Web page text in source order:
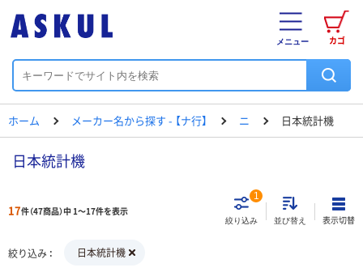
カゴ
メニュー
ホーム メーカー名から探す - 【ナ行】 ニ 日本統計機
日本統計機
17件（47商品）中 1～17件を表示
絞り込み
1
並び替え 表示切替
絞り込み 日本統計機